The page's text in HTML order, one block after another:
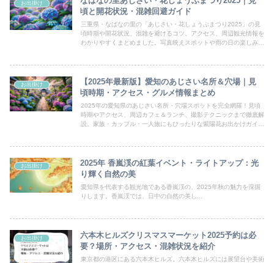
お出掛け
頃と開花状況・混雑回避ガイド
三重県・なばなの里の「あじさい・花しょうぶまつり2025」の見
頃時期や開花状況、混雑を避けるコツ、アクセス、周辺観光情報を
わかりやすくまとめました。写真映えスポットや雨の日の楽しみ方
お出掛け
【2025年最新版】愛知のあじさい名所＆穴場｜見
頃時期・アクセス・グルメ情報まとめ
2025年の愛知県のあじさい名所・穴場スポットを完全網羅！見頃
時期やアクセス、周辺カフェ＆ランチ、撮影テクニックまで徹底解
説。家族・カップル・一人旅にもぴったりな紫陽花お出かけガイド
お出掛け
2025年 香嵐渓の紅葉イベント・ライトアップ：光
り輝く自然の美
愛知県を代表する観光地である香嵐渓の、2025年秋の魅力を深掘
りします。香嵐渓では、日中の自然の美し...
お出掛け
六本木ヒルズクリスマスマーケット2025予約は必
要？場所・アクセス・混雑状況を紹介
東京都の港区にある六本木ヒルズ。六本木ヒルズには展望台や美術